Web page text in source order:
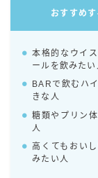
合同酒精
その他メー
素滴しぼ
お得情報
楽天
おすすめす
本格的なウイ
ールを飲みたい
BARで飲むハ
きな人
糖類やプリン
人
高くてもおい
みたい人